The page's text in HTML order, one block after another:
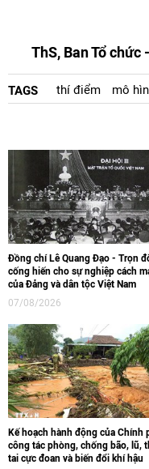
ThS, Ban Tổ chức
TAGS thí điểm mô
Đồng chí Lê Quang Đạo - Trọn
cống hiến cho sự nghiệp cách
của Đảng và dân tộc Việt Nam
07/08/2026
Kế hoạch hành động của Chính
công tác phòng, chống bão, lũ,
tai cực đoan và biến đổi khí hậu